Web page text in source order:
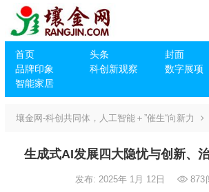
首页 头条 封面
品牌印象
科创新观察 数字展项
智能家居
壤金网-科创共同体，人工智能＋”催生“向新力
生成式AI发展四大隐忧与创新、
发布: 2025年 1月 12日 873